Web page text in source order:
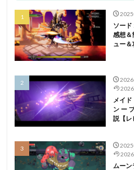
ソード
感想＆
ュー＆
メイ
ン ー
説【レ
ムーン